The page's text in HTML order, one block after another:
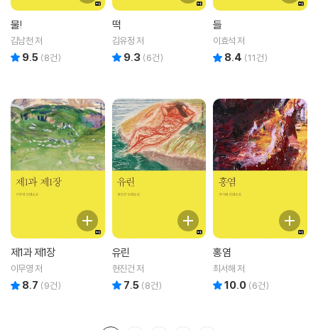
물!
김남천 저
9.5 (8건)
떡
김유정 저
9.3 (6건)
들
이효석 저
8.4 (11건)
제1과 제1장
이무영 저
8.7 (9건)
유린
현진건 저
7.5 (8건)
홍염
최서해 저
10.0 (6건)